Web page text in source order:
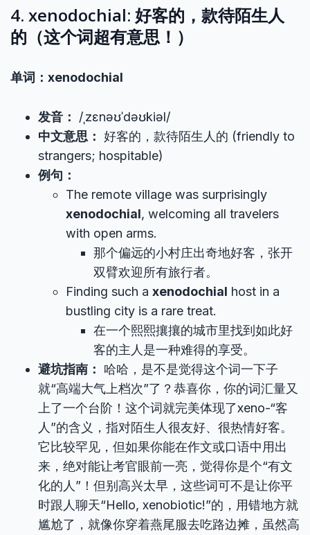
4. xenodochial: 好客的，款待陌生人
的（这个词超有意思！）
单词：xenodochial
发音：
/ˌzɛnəʊˈdəʊkiəl/
中文意思： 好客的，款待陌生人的 (friendly to
strangers; hospitable)
例句：
The remote village was surprisingly
xenodochial, welcoming all travelers
with open arms.
那个偏远的小村庄出奇地好客，张开
双臂欢迎所有旅行者。
Finding such a xenodochial host in a
bustling city is a rare treat.
在一个熙熙攘攘的城市里找到如此好
客的主人是一种难得的享受。
避坑指南：
哈哈，是不是觉得这个词一下子
就“高端大气上档次”了？恭喜你，你的词汇量又
上了一个台阶！这个词就完美体现了xeno-“客
人”的含义，指对陌生人很友好、很热情好客。
它比较罕见，但如果你能在作文或口语中用出
来，绝对能让考官眼前一亮，觉得你是个“有文
化的人”！但别高兴太早，这些词可不是让你平
时跟人聊天“Hello, xenobiotic!”的，用错地方就
尴尬了，就像你穿着燕尾服去吃路边摊，虽然高